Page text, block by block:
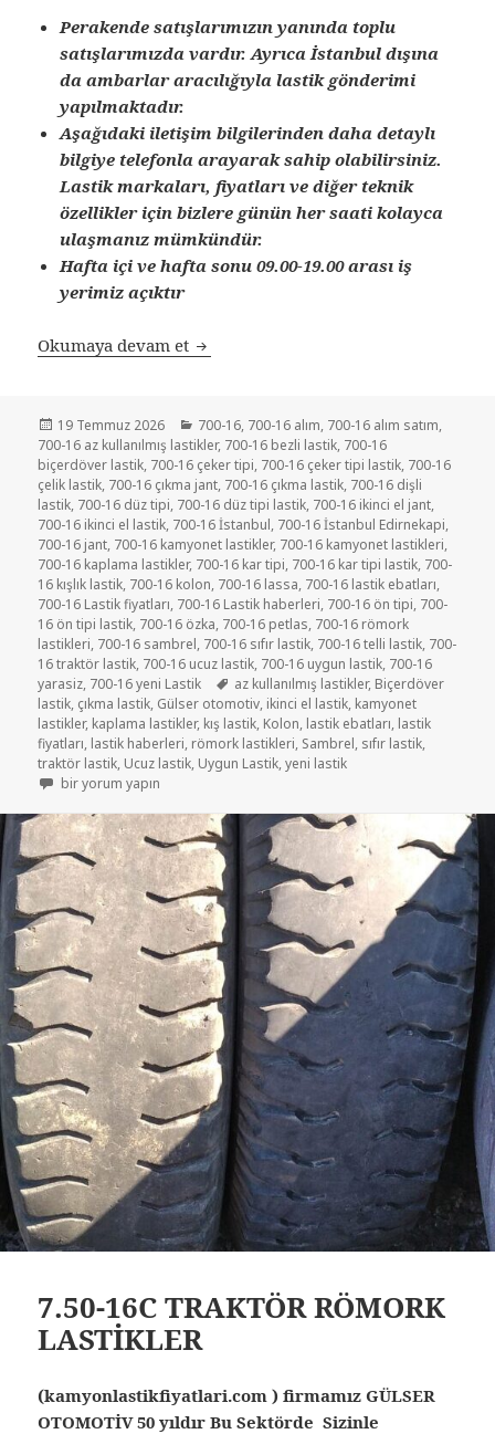
Perakende satışlarımızın yanında toplu
satışlarımızda vardır. Ayrıca İstanbul dışına
da ambarlar aracılığıyla lastik gönderimi
yapılmaktadır.
Aşağıdaki iletişim bilgilerinden daha detaylı
bilgiye telefonla arayarak sahip olabilirsiniz.
Lastik markaları, fiyatları ve diğer teknik
özellikler için bizlere günün her saati kolayca
ulaşmanız mümkündür.
Hafta içi ve hafta sonu 09.00-19.00 arası iş
yerimiz açıktır
Okumaya devam et SATILIK 700-16 İKİNCİ EL ÇIKMA
Yayın
tarihi
19 Temmuz 2026 Kategoriler
700-16, 700-16 alım, 700-16 alım satım,
700-16 az kullanılmış lastikler, 700-16 bezli lastik, 700-16
biçerdöver lastik, 700-16 çeker tipi, 700-16 çeker tipi lastik, 700-16
çelik lastik, 700-16 çıkma jant, 700-16 çıkma lastik, 700-16 dişli
lastik, 700-16 düz tipi, 700-16 düz tipi lastik, 700-16 ikinci el jant,
700-16 ikinci el lastik, 700-16 İstanbul, 700-16 İstanbul Edirnekapi,
700-16 jant, 700-16 kamyonet lastikler, 700-16 kamyonet lastikleri,
700-16 kaplama lastikler, 700-16 kar tipi, 700-16 kar tipi lastik, 700-
16 kışlık lastik, 700-16 kolon, 700-16 lassa, 700-16 lastik ebatları,
700-16 Lastik fiyatları, 700-16 Lastik haberleri, 700-16 ön tipi, 700-
16 ön tipi lastik, 700-16 özka, 700-16 petlas, 700-16 römork
lastikleri, 700-16 sambrel, 700-16 sıfır lastik, 700-16 telli lastik, 700-
16 traktör lastik, 700-16 ucuz lastik, 700-16 uygun lastik, 700-16
yarasiz, 700-16 yeni Lastik Etiketler
az kullanılmış lastikler, Biçerdöver
lastik, çıkma lastik, Gülser otomotiv, ikinci el lastik, kamyonet
lastikler, kaplama lastikler, kış lastik, Kolon, lastik ebatları, lastik
fiyatları, lastik haberleri, römork lastikleri, Sambrel, sıfır lastik,
traktör lastik, Ucuz lastik, Uygun Lastik,yeni lastik
SATILIK 700-16 İKİNCİ EL ÇIKMA RÖMORK LASTİKLER için
bir yorum yapın
7.50-16C TRAKTÖR RÖMORK
LASTİKLER
(kamyonlastikfiyatlari.com ) firmamız GÜLSER
OTOMOTİV 50 yıldır Bu Sektörde Sizinle